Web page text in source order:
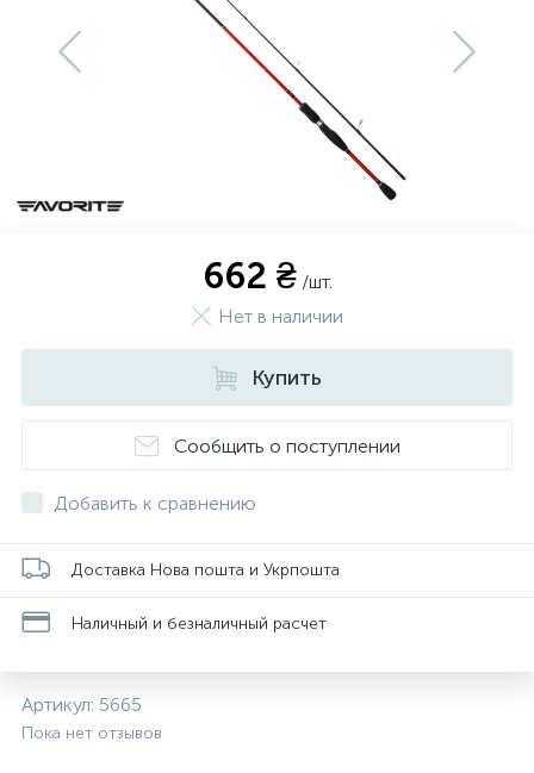
662 ₴ /шт.
Нет в наличии
Купить
Сообщить о поступлении
Добавить к сравнению
Доставка Нова пошта и Укрпошта
Наличный и безналичный расчет
Артикул: 5665
Пока нет отзывов